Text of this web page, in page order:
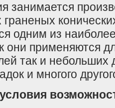
занимается
граненых
одним из
они применяются
так и небольших
и многого